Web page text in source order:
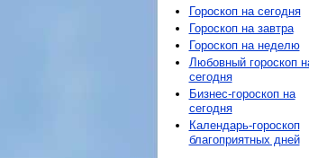
Гороскоп на сегодня
Гороскоп на завтра
Гороскоп на неделю
Любовный гороскоп
сегодня
Бизнес-гороскоп на
сегодня
Календарь-гороскоп
благоприятных дней